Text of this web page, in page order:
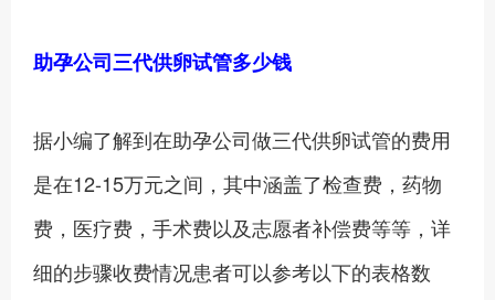
助孕公司三代供卵试管多少钱
据小编了解到在助孕公司做三代供卵试管的费用
是在12-15万元之间，其中涵盖了检查费，药物
费，医疗费，手术费以及志愿者补偿费等等，详
细的步骤收费情况患者可以参考以下的表格数